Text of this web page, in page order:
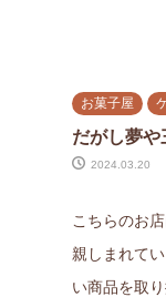
お菓子屋
だがし夢や
2024.03.20
こちらのお
親しまれて
い商品を取